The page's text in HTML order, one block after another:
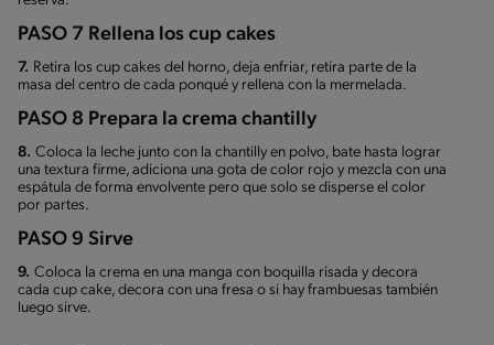
PASO 7 Rellena los cup cakes
7. Retira los cup cakes del horno, deja enfriar, retira parte de la
masa del centro de cada ponqué y rellena con la mermelada.
PASO 8 Prepara la crema chantilly
8. Coloca la leche junto con la chantilly en polvo, bate hasta lograr
una textura firme, adiciona una gota de color rojo y mezcla con una
espátula de forma envolvente pero que solo se disperse el color
por partes.
PASO 9 Sirve
9. Coloca la crema en una manga con boquilla risada y decora
cada cup cake, decora con una fresa o si hay frambuesas también
luego sirve.